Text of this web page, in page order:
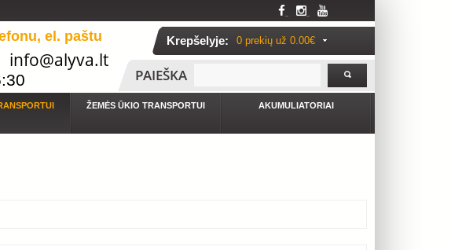
el. paštu
info@alyva.lt
Krepšelyje: 0 prekių už 0.00€
PAIEŠKA
ŽEMĖS ŪKIO TRANSPORTUI AKUMULIATORIAI